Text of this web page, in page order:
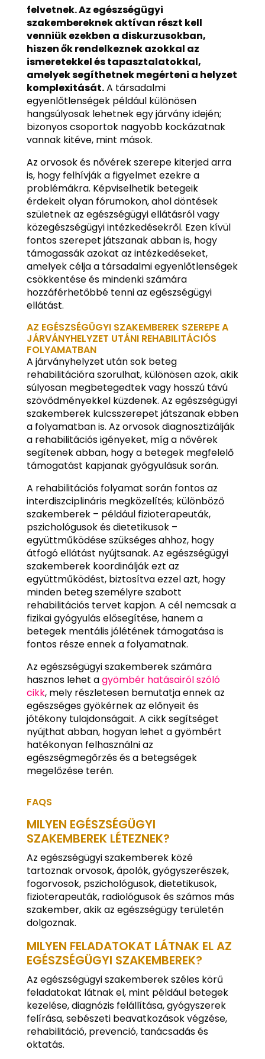
felvetnek.Az egészségügyi
szakembereknek aktívan részt kell
venniük ezekben a diskurzusokban,
hiszen ők rendelkeznek azokkal az
ismeretekkel és tapasztalatokkal,
amelyek segíthetnek megérteni a helyzet
komplexitását.A társadalmi
egyenlőtlenségek például különösen
hangsúlyosak lehetnek egy járvány idején;
bizonyos csoportok nagyobb kockázatnak
vannak kitéve, mint mások.
Az orvosok és nővérek szerepe kiterjed arra
is, hogy felhívják a figyelmet ezekre a
problémákra. Képviselhetik betegeik
érdekeit olyan fórumokon, ahol döntések
születnek az egészségügyi ellátásról vagy
közegészségügyi intézkedésekről. Ezen kívül
fontos szerepet játszanak abban is, hogy
támogassák azokat az intézkedéseket,
amelyek célja a társadalmi egyenlőtlenségek
csökkentése és mindenki számára
hozzáférhetőbbé tenni az egészségügyi
ellátást.
AZ EGÉSZSÉGÜGYI SZAKEMBEREK SZEREPE A
JÁRVÁNYHELYZET UTÁNI REHABILITÁCIÓS
FOLYAMATBAN
A járványhelyzet után sok beteg
rehabilitációra szorulhat, különösen azok, akik
súlyosan megbetegedtek vagy hosszú távú
szövődményekkel küzdenek. Az egészségügyi
szakemberek kulcsszerepet játszanak ebben
a folyamatban is. Az orvosok diagnosztizálják
a rehabilitációs igényeket, míg a nővérek
segítenek abban, hogy a betegek megfelelő
támogatást kapjanak gyógyulásuk során.
A rehabilitációs folyamat során fontos az
interdiszciplináris megközelítés; különböző
szakemberek – például fizioterapeuták,
pszichológusok és dietetikusok –
együttműködése szükséges ahhoz, hogy
átfogó ellátást nyújtsanak. Az egészségügyi
szakemberek koordinálják ezt az
együttműködést, biztosítva ezzel azt, hogy
minden beteg személyre szabott
rehabilitációs tervet kapjon. A cél nemcsak a
fizikai gyógyulás elősegítése, hanem a
betegek mentális jólétének támogatása is
fontos része ennek a folyamatnak.
Az egészségügyi szakemberek számára
hasznos lehet agyömbér hatásairól szóló
cikk, mely részletesen bemutatja ennek az
egészséges gyökérnek az előnyeit és
jótékony tulajdonságait. A cikk segítséget
nyújthat abban, hogyan lehet a gyömbért
hatékonyan felhasználni az
egészségmegőrzés és a betegségek
megelőzése terén.
FAQS
MILYEN EGÉSZSÉGÜGYI
SZAKEMBEREK LÉTEZNEK?
Az egészségügyi szakemberek közé
tartoznak orvosok, ápolók, gyógyszerészek,
fogorvosok, pszichológusok, dietetikusok,
fizioterapeuták, radiológusok és számos más
szakember, akik az egészségügy területén
dolgoznak.
MILYEN FELADATOKAT LÁTNAK EL AZ
EGÉSZSÉGÜGYI SZAKEMBEREK?
Az egészségügyi szakemberek széles körű
feladatokat látnak el, mint például betegek
kezelése, diagnózis felállítása, gyógyszerek
felírása, sebészeti beavatkozások végzése,
rehabilitáció, prevenció, tanácsadás és
oktatás.